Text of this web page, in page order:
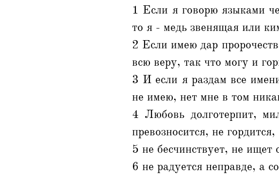
1 Если я говорю языками
то я - медь звенящая или
2 Если имею дар
всю веру, так что могу и
3 И если я раздам все
не имею, нет мне в том
4 Любовь долготерпит,
превозносится, не гордится,
5 не бесчинствует, не ищет
6 не радуется неправде, а